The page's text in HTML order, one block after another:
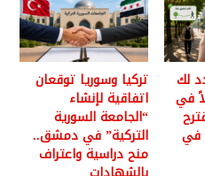
لك
في
في
تركيا وسوريا توقعان
اتفاقية لإنشاء
“الجامعة السورية
التركية” في دمشق..
منح دراسية واعتراف